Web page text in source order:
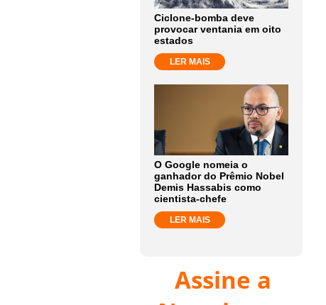
Ciclone-bomba deve
provocar ventania em oito
estados
LER MAIS
O Google nomeia o
ganhador do Prêmio Nobel
Demis Hassabis como
cientista-chefe
LER MAIS
Assine a